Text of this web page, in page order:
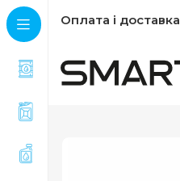
Оплата і доставка